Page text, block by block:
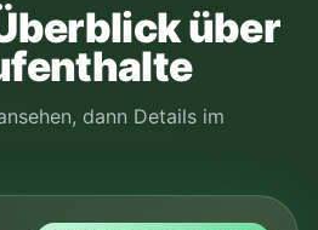
über
dann Details im